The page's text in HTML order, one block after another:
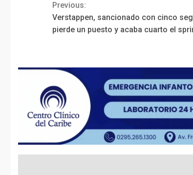
Continue
Reading
Previous:
Verstappen, sancionado con cinco
pierde un puesto y acaba cuarto el